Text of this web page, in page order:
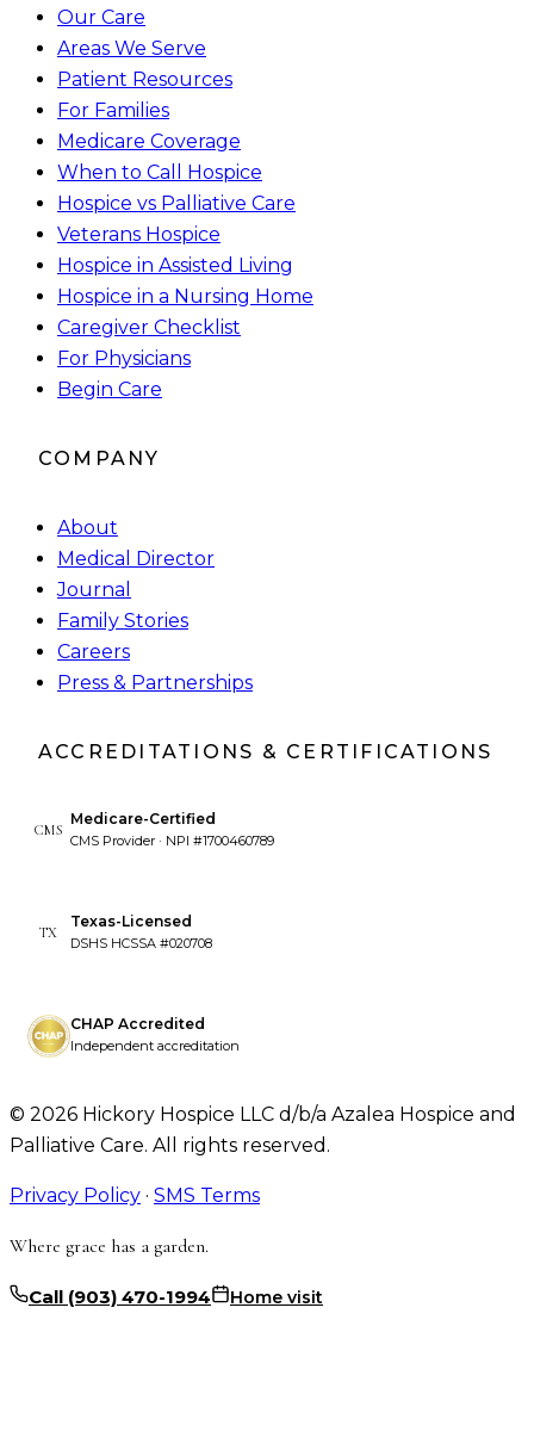
Our Care
Areas We Serve
Patient Resources
For Families
Medicare Coverage
When to Call Hospice
Hospice vs Palliative Care
Veterans Hospice
Hospice in Assisted Living
Hospice in a Nursing Home
Caregiver Checklist
For Physicians
Begin Care
COMPANY
About
Medical Director
Journal
Family Stories
Careers
Press & Partnerships
ACCREDITATIONS & CERTIFICATIONS
CMS
Medicare-Certified
CMS Provider · NPI #1700460789
TX
Texas-Licensed
DSHS HCSSA #020708
CHAP Accredited
Independent accreditation
© 2026 Hickory Hospice LLC d/b/a Azalea Hospice and
Palliative Care. All rights reserved.
Privacy Policy · SMS Terms
Where grace has a garden.
Call (903) 470-1994 Home visit